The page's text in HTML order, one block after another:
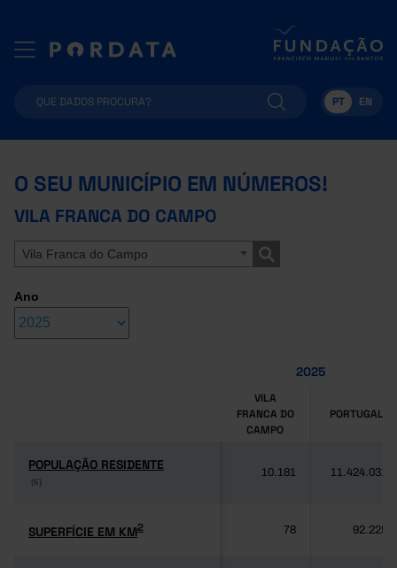
PT EN
O SEU MUNICÍPIO EM NÚMEROS!
VILA FRANCA DO CAMPO
Vila Franca do Campo
Ano
2025
VILA
FRANCA DO
CAMPO
PORTUGAL
POPULAÇÃO RESIDENTE
(6)
POPULAÇÃO RESIDENTE
(6)
10.181 11.424.031
SUPERFÍCIE EM KM2
SUPERFÍCIE EM KM2 78 92.225